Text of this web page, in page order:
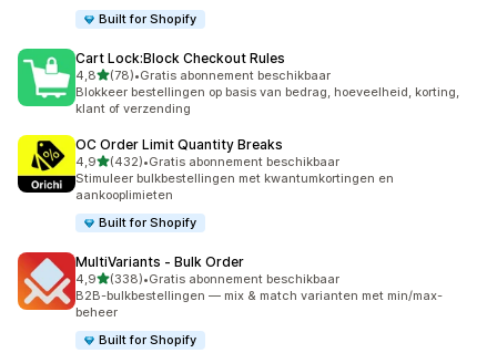
Built for Shopify
Cart Lock:Block Checkout Rules
4,8van 5 sterren
(78)
78 recensies in totaal
•Gratis abonnement beschikbaar
Blokkeer bestellingen op basis van bedrag, hoeveelheid, korting,
klant of verzending
OC Order Limit Quantity Breaks
4,9van 5 sterren
(432)
432 recensies in totaal
•Gratis abonnement beschikbaar
Stimuleer bulkbestellingen met kwantumkortingen en
aankooplimieten
Built for Shopify
MultiVariants ‑ Bulk Order
4,9van 5 sterren
(338)
338 recensies in totaal
•Gratis abonnement beschikbaar
B2B-bulkbestellingen — mix & match varianten met min/max-
beheer
Built for Shopify